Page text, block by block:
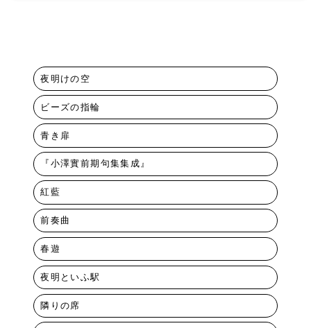
夜明けの空
ビーズの指輪
青き扉
『小澤實前期句集集成』
紅藍
前奏曲
春遊
夜明といふ駅
隣りの席